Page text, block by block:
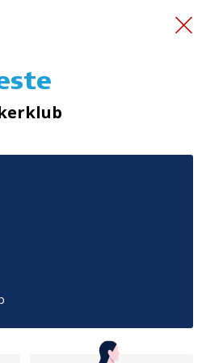
for frivillige
og TryghedsGruppens